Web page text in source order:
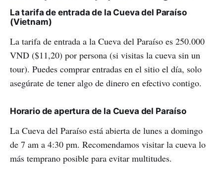
La tarifa de entrada de la Cueva del Paraíso
(Vietnam)
La tarifa de entrada a la Cueva del Paraíso es 250.000
VND ($11,20) por persona (si visitas la cueva sin un
tour). Puedes comprar entradas en el sitio el día, solo
asegúrate de tener algo de dinero en efectivo contigo.
Horario de apertura de la Cueva del Paraíso
La Cueva del Paraíso está abierta de lunes a domingo
de 7 am a 4:30 pm. Recomendamos visitar la cueva lo
más temprano posible para evitar multitudes.